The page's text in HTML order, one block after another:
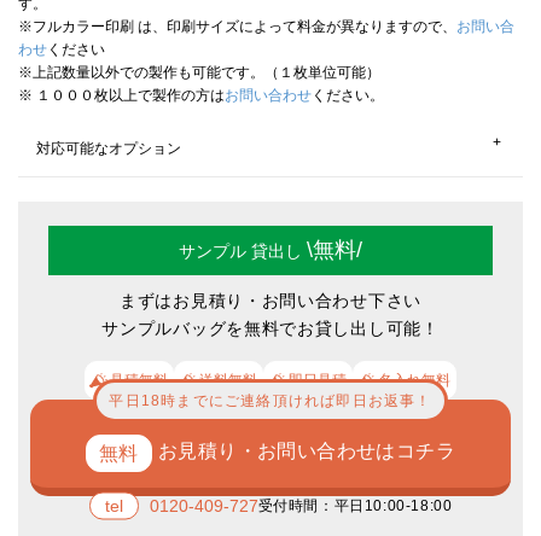
す。
※フルカラー印刷 は、印刷サイズによって料金が異なりますので、 お問い合
わせ ください
※上記数量以外での製作も可能です。（１枚単位可能）
※ １０００枚以上で製作の方はお問い合わせ ください。
対応可能なオプション
サンプル 貸出し \無料/
まずはお見積り・お問い合わせ下さい
サンプルバッグを無料でお貸し出し可能！
見積無料 送料無料 即日見積 名入れ無料
お見積り・お問い合わせはコチラ
平日18時までにご連絡頂ければ即日お返事！
0120-409-727受付時間：平日10:00-18:00